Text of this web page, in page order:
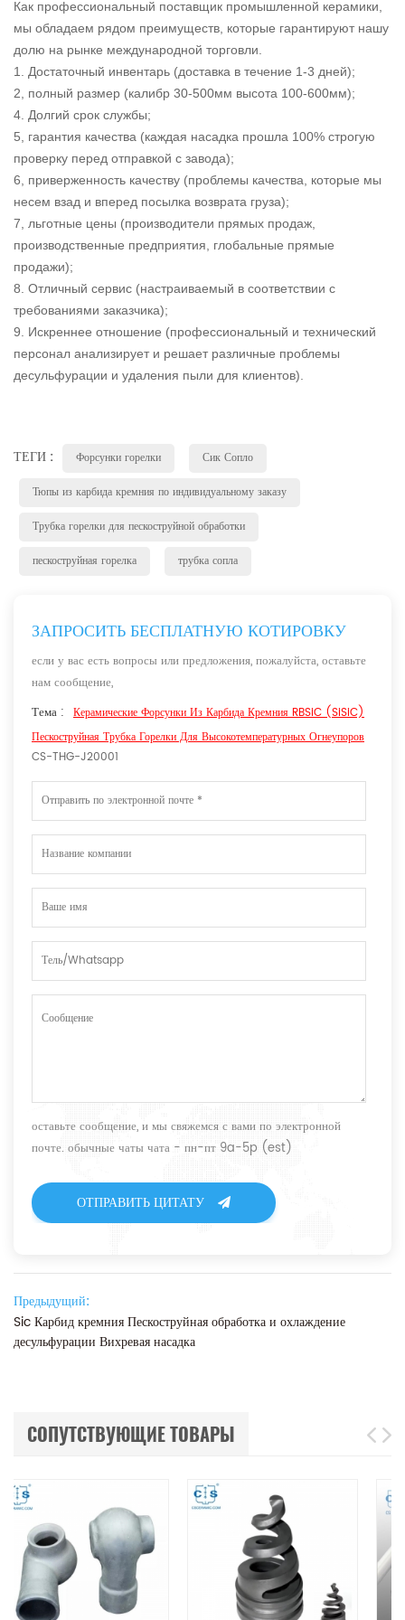
Как профессиональный поставщик промышленной керамики,
мы обладаем рядом преимуществ, которые гарантируют нашу
долю на рынке международной торговли.
1. Достаточный инвентарь (доставка в течение 1-3 дней);
2, полный размер (калибр 30-500мм высота 100-600мм);
4. Долгий срок службы;
5, гарантия качества (каждая насадка прошла 100% строгую
проверку перед отправкой с завода);
6, приверженность качеству (проблемы качества, которые мы
несем взад и вперед посылка возврата груза);
7, льготные цены (производители прямых продаж,
производственные предприятия, глобальные прямые
продажи);
8. Отличный сервис (настраиваемый в соответствии с
требованиями заказчика);
9. Искреннее отношение (профессиональный и технический
персонал анализирует и решает различные проблемы
десульфурации и удаления пыли для клиентов).
ТЕГИ : Форсунки горелки
Сик Сопло
Тюпы из карбида кремния по индивидуальному заказу
Трубка горелки для пескоструйной обработки
пескоструйная горелка
трубка сопла
ЗАПРОСИТЬ БЕСПЛАТНУЮ КОТИРОВКУ
если у вас есть вопросы или предложения, пожалуйста, оставьте
нам сообщение,
Тема : Керамические Форсунки Из Карбида Кремния RBSiC (SiSiC)
Пескоструйная Трубка Горелки Для Высокотемпературных Огнеупоров
CS-THG-J20001
оставьте сообщение, и мы свяжемся с вами по электронной
почте. обычные чаты чата - пн-пт 9a-5p (est)
ОТПРАВИТЬ ЦИТАТУ
Предыдущий:
Sic Карбид кремния Пескоструйная обработка и охлаждение
десульфурации Вихревая насадка
СОПУТСТВУЮЩИЕ ТОВАРЫ